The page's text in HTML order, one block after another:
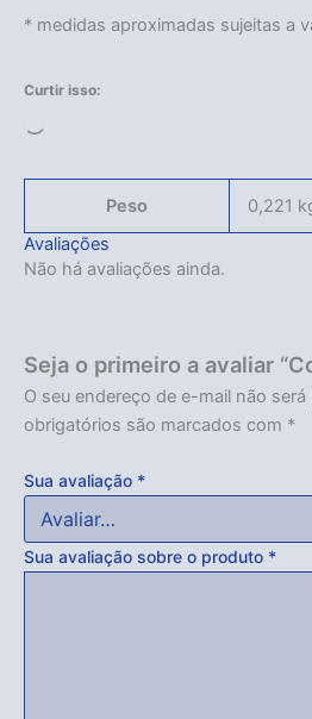
* medidas aproximadas sujeitas a
Curtir isso:
Peso
0,221
Avaliações
Não há avaliações ainda.
Seja o primeiro a avaliar
O seu endereço de e-mail não será
obrigatórios são marcados com *
Sua avaliação *
Sua avaliação sobre o produto *